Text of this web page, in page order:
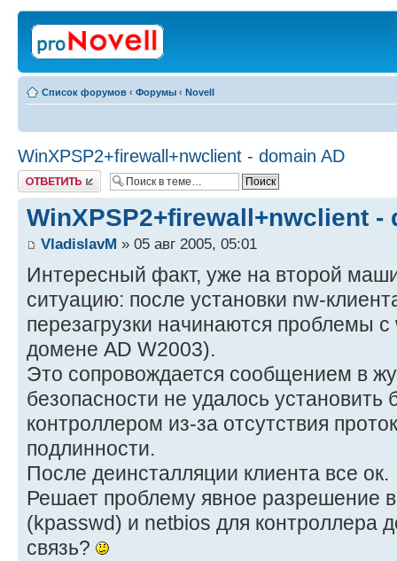
Список форумов ‹ Форумы ‹ Novell
WinXPSP2+firewall+nwclient - domain AD
Ответить
WinXPSP2+firewall+nwclient -
VladislavM » 05 авг 2005, 05:01
Интересный факт, уже на второй
ситуацию: после установки nw-
перезагрузки начинаются проблемы
домене AD W2003).
Это сопровождается сообщением в
безопасности не удалось установить
контроллером из-за отсутствия
подлинности.
После деинсталляции клиента все ок.
Решает проблему явное разрешение
(kpasswd) и netbios для контроллера
связь?